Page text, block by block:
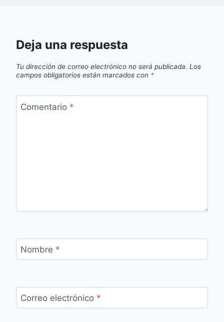
Deja una respuesta
Tu dirección de correo electrónico no será publicada. Los
campos obligatorios están marcados con *
Comentario *
Nombre *
Correo electrónico *